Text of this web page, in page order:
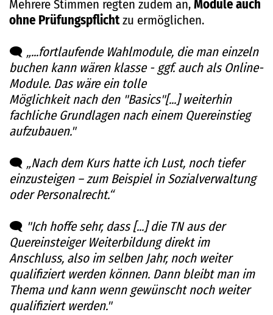
Mehrere Stimmen regten zudem an,Module auch
ohne Prüfungspflichtzu ermöglichen.
🗨️ „...fortlaufende Wahlmodule, die man einzeln
buchen kann wären klasse - ggf. auch als Online-
Module. Das wäre ein tolle
Möglichkeit nach den "Basics"[...] weiterhin
fachliche Grundlagen nach einem Quereinstieg
aufzubauen."
🗨️ „Nach dem Kurs hatte ich Lust, noch tiefer
einzusteigen – zum Beispiel in Sozialverwaltung
oder Personalrecht.“
🗨️ "Ich hoffe sehr, dass [...] die TN aus der
Quereinsteiger Weiterbildung direkt im
Anschluss, also im selben Jahr, noch weiter
qualifiziert werden können. Dann bleibt man im
Thema und kann wenn gewünscht noch weiter
qualifiziert werden."